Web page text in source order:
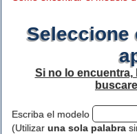
Seleccione
Si no lo
Escriba el modelo
(Utilizar una sola palabra